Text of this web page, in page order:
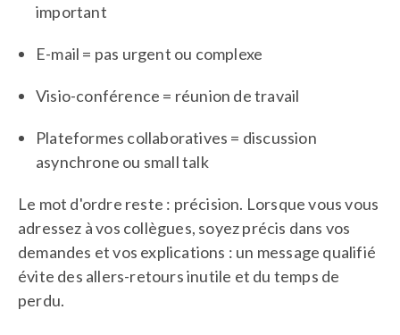
important
E-mail = pas urgent ou complexe
Visio-conférence = réunion de travail
Plateformes collaboratives = discussion
asynchrone ou small talk
Le mot d'ordre reste : précision. Lorsque vous vous
adressez à vos collègues, soyez précis dans vos
demandes et vos explications : un message qualifié
évite des allers-retours inutile et du temps de
perdu.